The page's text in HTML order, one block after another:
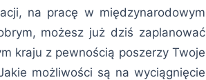
na pracę w międzynarodowym
możesz już dziś zaplanować
kraju z pewnością poszerzy Twoje
możliwości są na wyciągnięcie